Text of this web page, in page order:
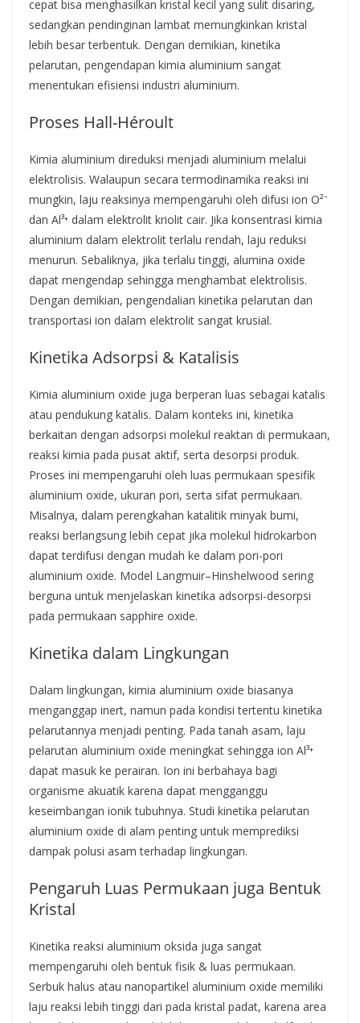
cepat bisa menghasilkan kristal kecil yang sulit disaring,
sedangkan pendinginan lambat memungkinkan kristal
lebih besar terbentuk. Dengan demikian, kinetika
pelarutan, pengendapan kimia aluminium sangat
menentukan efisiensi industri aluminium.
Proses Hall-Héroult
Kimia aluminium direduksi menjadi aluminium melalui
elektrolisis. Walaupun secara termodinamika reaksi ini
mungkin, laju reaksinya mempengaruhi oleh difusi ion O²⁻
dan Al³⁺ dalam elektrolit kriolit cair. Jika konsentrasi kimia
aluminium dalam elektrolit terlalu rendah, laju reduksi
menurun. Sebaliknya, jika terlalu tinggi, alumina oxide
dapat mengendap sehingga menghambat elektrolisis.
Dengan demikian, pengendalian kinetika pelarutan dan
transportasi ion dalam elektrolit sangat krusial.
Kinetika Adsorpsi & Katalisis
Kimia aluminium oxide juga berperan luas sebagai katalis
atau pendukung katalis. Dalam konteks ini, kinetika
berkaitan dengan adsorpsi molekul reaktan di permukaan,
reaksi kimia pada pusat aktif, serta desorpsi produk.
Proses ini mempengaruhi oleh luas permukaan spesifik
aluminium oxide, ukuran pori, serta sifat permukaan.
Misalnya, dalam perengkahan katalitik minyak bumi,
reaksi berlangsung lebih cepat jika molekul hidrokarbon
dapat terdifusi dengan mudah ke dalam pori-pori
aluminium oxide. Model Langmuir–Hinshelwood sering
berguna untuk menjelaskan kinetika adsorpsi-desorpsi
pada permukaan sapphire oxide.
Kinetika dalam Lingkungan
Dalam lingkungan, kimia aluminium oxide biasanya
menganggap inert, namun pada kondisi tertentu kinetika
pelarutannya menjadi penting. Pada tanah asam, laju
pelarutan aluminium oxide meningkat sehingga ion Al³⁺
dapat masuk ke perairan. Ion ini berbahaya bagi
organisme akuatik karena dapat mengganggu
keseimbangan ionik tubuhnya. Studi kinetika pelarutan
aluminium oxide di alam penting untuk memprediksi
dampak polusi asam terhadap lingkungan.
Pengaruh Luas Permukaan juga Bentuk
Kristal
Kinetika reaksi aluminium oksida juga sangat
mempengaruhi oleh bentuk fisik & luas permukaan.
Serbuk halus atau nanopartikel aluminium oxide memiliki
laju reaksi lebih tinggi dari pada kristal padat, karena area